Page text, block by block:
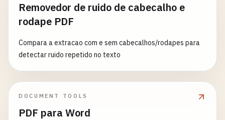
Removedor de ruido de cabecalho e
rodape PDF
Compara a extracao com e sem cabecalhos/rodapes para
detectar ruido repetido no texto
DOCUMENT TOOLS
PDF para Word